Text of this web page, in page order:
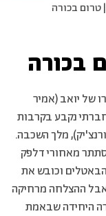
| טרום בכורה
בכורה
של יואב (אמיר
נקבע בקרבות
מלך השכבה.
מאחורי דלפק
וכובש את
ההצלחה מרחיקה
היחידה שבאמת